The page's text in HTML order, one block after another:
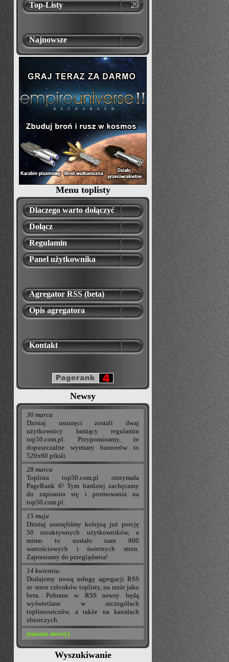
Top-Listy
29
Najnowsze
Menu toplisty
Dlaczego warto dołączyć
Dołącz
Regulamin
Panel użytkownika
Agregator RSS (beta)
Opis agregatora
Kontakt
Newsy
30 marca
Dzisiaj usunięci zostali dwaj
użytkownicy łamiący regulamin
top50.com.pl. Przypominamy, że
dopuszczalne wymiary bannerów to
520x60 piksli.
28 marca
Toplista top50.com.pl otrzymała
PageRank 6! Tym bardziej zachęcamy
do zapisania się i promowania na
top50.com.pl.
15 maja
Dzisiaj usunęliśmy kolejną już porcję
50 nieaktywnych użytkowników, a
mimo to zostało nam 800
wartościowych i świetnych stron.
Zapraszamy do przeglądania!
14 kwietnia:
Dodajemy nową usługę agregacji RSS
ze stron członków toplisty, na razie jako
beta. Pobrane w RSS newsy będą
wyświetlane w szczegółach
toplistowiczów, a także na kanałach
zbiorczych.
(starsze newsy)
Wyszukiwanie